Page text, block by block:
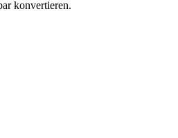
konvertieren.